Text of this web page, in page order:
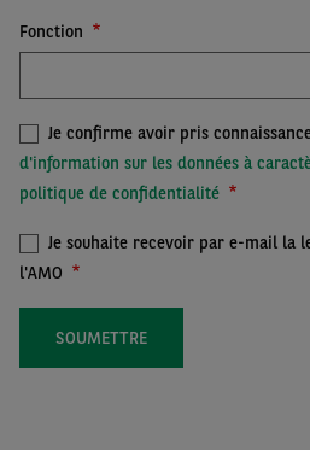
Fonction
Je confirme avoir pris
d'information sur les données à
politique de confidentialité
Je souhaite recevoir par e-mail la
l'AMO